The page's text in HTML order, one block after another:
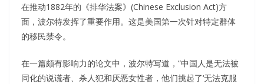
在推动1882年的《排华法案》(Chinese Exclusion Act)方
面，波尔特发挥了重要作用。这是美国第一次针对特定群体
的移民禁令。
在一篇颇有影响力的论文中，波尔特写道，“中国人是无法被
同化的说谎者、杀人犯和厌恶女性者，他们挑起了‘无法克服